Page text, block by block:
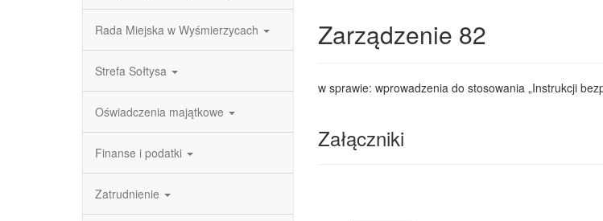
Rada Miejska w Wyśmierzycach
Strefa Sołtysa
Oświadczenia majątkowe
Finanse i podatki
Zatrudnienie
Zarządzenie 82
w sprawie: wprowadzenia do stosowania „Instrukcji
Załączniki